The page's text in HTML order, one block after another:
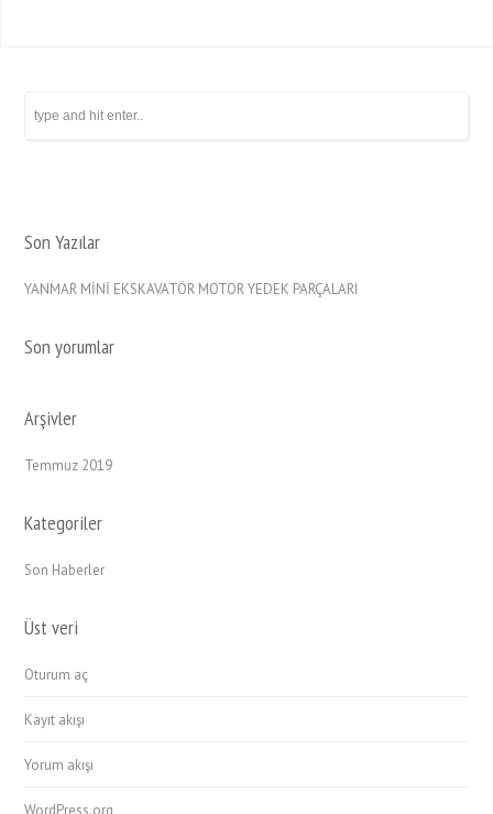
Son Yazılar
YANMAR MİNİ EKSKAVATÖR MOTOR YEDEK PARÇALARI
Son yorumlar
Arşivler
Temmuz 2019
Kategoriler
Son Haberler
Üst veri
Oturum aç
Kayıt akışı
Yorum akışı
WordPress.org